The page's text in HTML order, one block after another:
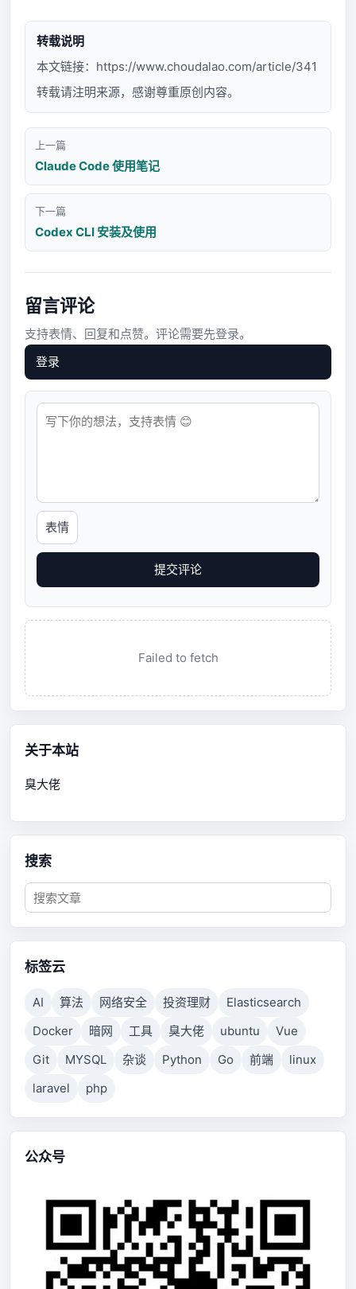
转载说明
本文链接： https://www.choudalao.com/article/341
转载请注明来源，感谢尊重原创内容。
上一篇
Claude Code 使用笔记
下一篇
Codex CLI 安装及使用
留言评论
支持表情、回复和点赞。评论需要先登录。
登录
表情
提交评论
Failed to fetch
关于本站
臭大佬
搜索
标签云
AI 算法 网络安全 投资理财
Elasticsearch
Docker
暗网 工具 臭大佬 ubuntu
Vue
Git
MYSQL 杂谈 Python Go 前端
linux
laravel
php
公众号